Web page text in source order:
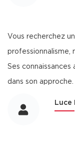
Vous recherchez
professionnalisme,
Ses
dans son
Luce